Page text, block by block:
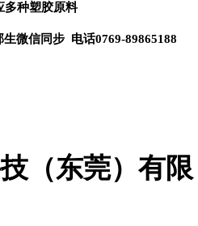
多种塑胶原料
生微信同步 电话0769-89865188
（东莞）有限